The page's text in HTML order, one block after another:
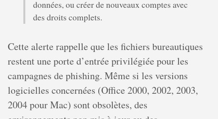
données, ou créer de nouveaux comptes avec
des droits complets.
Cette alerte rappelle que les fichiers bureautiques
restent une porte d’entrée privilégiée pour les
campagnes de phishing. Même si les versions
logicielles concernées (Office 2000, 2002, 2003,
2004 pour Mac) sont obsolètes, des